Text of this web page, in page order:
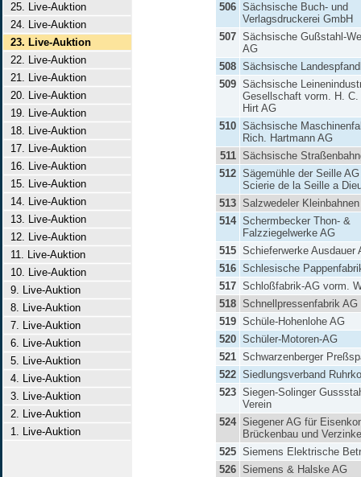
25. Live-Auktion
24. Live-Auktion
23. Live-Auktion
22. Live-Auktion
21. Live-Auktion
20. Live-Auktion
19. Live-Auktion
18. Live-Auktion
17. Live-Auktion
16. Live-Auktion
15. Live-Auktion
14. Live-Auktion
13. Live-Auktion
12. Live-Auktion
11. Live-Auktion
10. Live-Auktion
9. Live-Auktion
8. Live-Auktion
7. Live-Auktion
6. Live-Auktion
5. Live-Auktion
4. Live-Auktion
3. Live-Auktion
2. Live-Auktion
1. Live-Auktion
506 Sächsische Buch- und
Verlagsdruckerei GmbH
507 Sächsische Gußstahl-
AG
508 Sächsische
509 Sächsische
Gesellschaft vorm. H. C.
Hirt AG
510 Sächsische
Rich. Hartmann AG
511 Sächsische
512 Sägemühle der Seille
Scierie de la Seille a
513 Salzwedeler
514 Schermbecker Thon- &
Falzziegelwerke AG
515 Schieferwerke Ausdauer
516 Schlesische
517 Schloßfabrik-AG vorm.
518 Schnellpressenfabrik AG
519 Schüle-Hohenlohe AG
520 Schüler-Motoren-AG
521 Schwarzenberger
522 Siedlungsverband
523 Siegen-Solinger
Verein
524 Siegener AG für
Brückenbau und
525 Siemens Elektrische
526 Siemens & Halske AG